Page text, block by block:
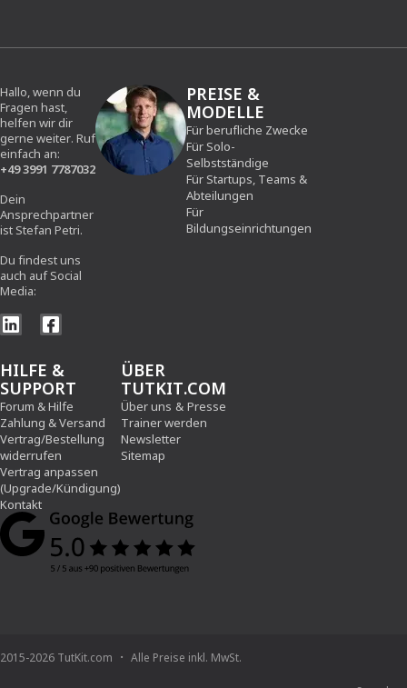
Hallo, wenn du
Fragen hast,
helfen wir dir
gerne weiter. Ruf
einfach an:
+49 3991 7787032
Dein
Ansprechpartner
ist Stefan Petri.
Du findest uns
auch auf Social
Media:
PREISE &
MODELLE
Für berufliche Zwecke
Für Solo-
Selbstständige
Für Startups, Teams &
Abteilungen
Für
Bildungseinrichtungen
HILFE &
SUPPORT
Forum & Hilfe
Zahlung & Versand
Vertrag/Bestellung
widerrufen
Vertrag anpassen
(Upgrade/Kündigung)
Kontakt
ÜBER
TUTKIT.COM
Über uns & Presse
Trainer werden
Newsletter
Sitemap
2015-2026 TutKit.com Alle Preise inkl. MwSt.